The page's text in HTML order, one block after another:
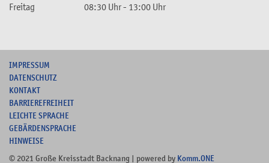
Freitag
08:30 Uhr- 13:00 Uhr
IMPRESSUM
DATENSCHUTZ
KONTAKT
BARRIEREFREIHEIT
L EICHTE SPRACHE
GEBÄRDENSPRACHE
HINWEISE
© 2021 Große Kreisstadt Backnang | powered by Komm.ONE